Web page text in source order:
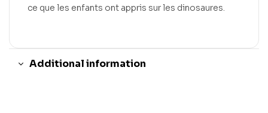
ce que les enfants ont appris sur les dinosaures.
Additional information